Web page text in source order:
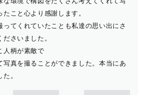
こと心より感謝します。
ってくれていたことも私達の思い出にさ
さいました。
人柄が素敵で
写真を撮ることができました。本当にあ
。